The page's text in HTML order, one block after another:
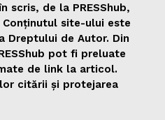
de la PRESShub,
site-ului este
Dreptului de Autor. Din
pot fi preluate
de link la articol.
citării și protejarea